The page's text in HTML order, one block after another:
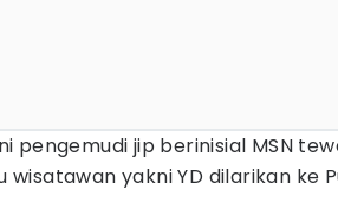
pengemudi jip berinisial MSN
wisatawan yakni YD dilarikan ke